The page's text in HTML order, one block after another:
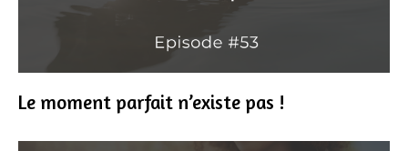
Le moment parfait n’existe pas !